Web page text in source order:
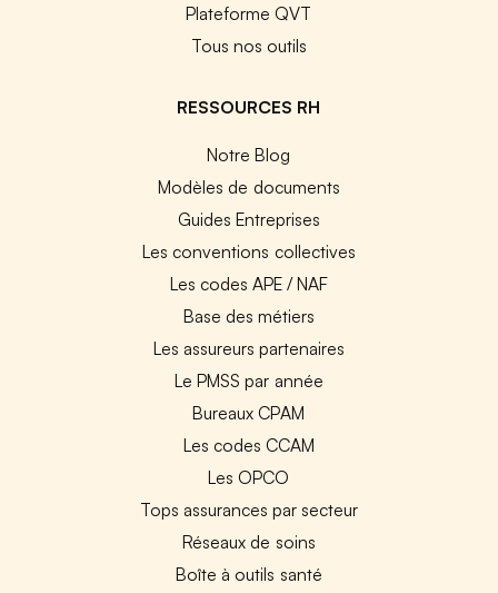
Plateforme QVT
Tous nos outils
RESSOURCES RH
Notre Blog
Modèles de documents
Guides Entreprises
Les conventions collectives
Les codes APE / NAF
Base des métiers
Les assureurs partenaires
Le PMSS par année
Bureaux CPAM
Les codes CCAM
Les OPCO
Tops assurances par secteur
Réseaux de soins
Boîte à outils santé